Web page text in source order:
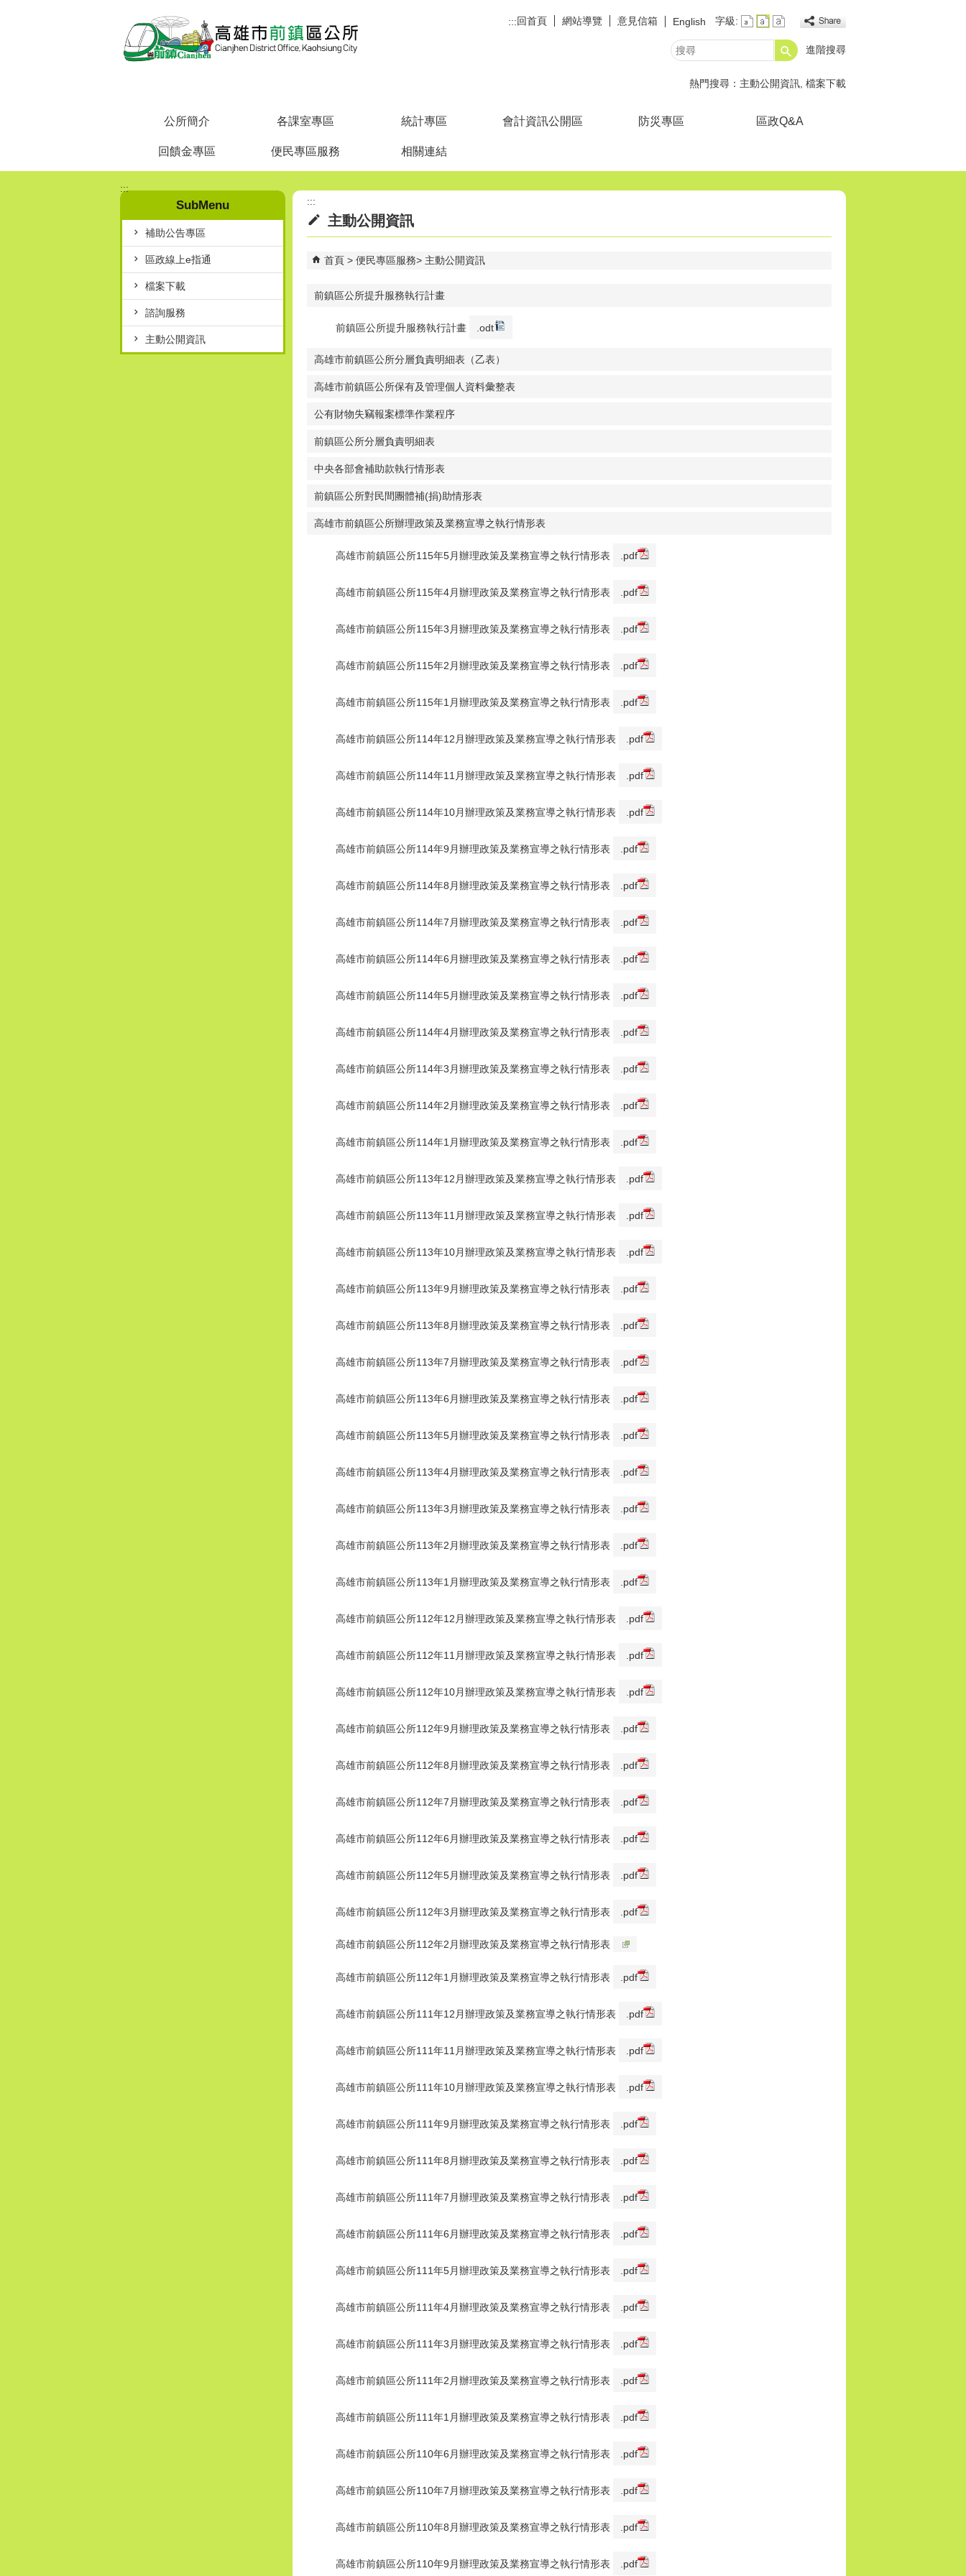
:::回首頁 網站導覽 意見信箱 English 字級:
搜
進階搜尋
熱門搜尋： 主動公開資訊 檔案下載
公所簡介 各課室專區 統計專區 會計資訊公開區 防災專區 區政Q&A
回饋金專區 便民專區服務 相關連結
:::
SubMenu
補助公告專區
區政線上e指通
檔案下載
諮詢服務
主動公開資訊
:::
主動公開資訊
首頁 便民專區服務 主動公開資訊
前鎮區公所提升服務執行計畫
前鎮區公所提升服務執行計畫 .odt
高雄市前鎮區公所分層負責明細表（乙表）
高雄市前鎮區公所保有及管理個人資料彙整表
公有財物失竊報案標準作業程序
前鎮區公所分層負責明細表
中央各部會補助款執行情形表
前鎮區公所對民間團體補(捐)助情形表
高雄市前鎮區公所辦理政策及業務宣導之執行情形表
高雄市前鎮區公所115年5月辦理政策及業務宣導之執行情形表 .pdf
高雄市前鎮區公所115年4月辦理政策及業務宣導之執行情形表 .pdf
高雄市前鎮區公所115年3月辦理政策及業務宣導之執行情形表 .pdf
高雄市前鎮區公所115年2月辦理政策及業務宣導之執行情形表 .pdf
高雄市前鎮區公所115年1月辦理政策及業務宣導之執行情形表 .pdf
高雄市前鎮區公所114年12月辦理政策及業務宣導之執行情形表 .pdf
高雄市前鎮區公所114年11月辦理政策及業務宣導之執行情形表 .pdf
高雄市前鎮區公所114年10月辦理政策及業務宣導之執行情形表 .pdf
高雄市前鎮區公所114年9月辦理政策及業務宣導之執行情形表 .pdf
高雄市前鎮區公所114年8月辦理政策及業務宣導之執行情形表 .pdf
高雄市前鎮區公所114年7月辦理政策及業務宣導之執行情形表 .pdf
高雄市前鎮區公所114年6月辦理政策及業務宣導之執行情形表 .pdf
高雄市前鎮區公所114年5月辦理政策及業務宣導之執行情形表 .pdf
高雄市前鎮區公所114年4月辦理政策及業務宣導之執行情形表 .pdf
高雄市前鎮區公所114年3月辦理政策及業務宣導之執行情形表 .pdf
高雄市前鎮區公所114年2月辦理政策及業務宣導之執行情形表 .pdf
高雄市前鎮區公所114年1月辦理政策及業務宣導之執行情形表 .pdf
高雄市前鎮區公所113年12月辦理政策及業務宣導之執行情形表 .pdf
高雄市前鎮區公所113年11月辦理政策及業務宣導之執行情形表 .pdf
高雄市前鎮區公所113年10月辦理政策及業務宣導之執行情形表 .pdf
高雄市前鎮區公所113年9月辦理政策及業務宣導之執行情形表 .pdf
高雄市前鎮區公所113年8月辦理政策及業務宣導之執行情形表 .pdf
高雄市前鎮區公所113年7月辦理政策及業務宣導之執行情形表 .pdf
高雄市前鎮區公所113年6月辦理政策及業務宣導之執行情形表 .pdf
高雄市前鎮區公所113年5月辦理政策及業務宣導之執行情形表 .pdf
高雄市前鎮區公所113年4月辦理政策及業務宣導之執行情形表 .pdf
高雄市前鎮區公所113年3月辦理政策及業務宣導之執行情形表 .pdf
高雄市前鎮區公所113年2月辦理政策及業務宣導之執行情形表 .pdf
高雄市前鎮區公所113年1月辦理政策及業務宣導之執行情形表 .pdf
高雄市前鎮區公所112年12月辦理政策及業務宣導之執行情形表 .pdf
高雄市前鎮區公所112年11月辦理政策及業務宣導之執行情形表 .pdf
高雄市前鎮區公所112年10月辦理政策及業務宣導之執行情形表 .pdf
高雄市前鎮區公所112年9月辦理政策及業務宣導之執行情形表 .pdf
高雄市前鎮區公所112年8月辦理政策及業務宣導之執行情形表 .pdf
高雄市前鎮區公所112年7月辦理政策及業務宣導之執行情形表 .pdf
高雄市前鎮區公所112年6月辦理政策及業務宣導之執行情形表 .pdf
高雄市前鎮區公所112年5月辦理政策及業務宣導之執行情形表 .pdf
高雄市前鎮區公所112年3月辦理政策及業務宣導之執行情形表 .pdf
高雄市前鎮區公所112年2月辦理政策及業務宣導之執行情形表
高雄市前鎮區公所112年1月辦理政策及業務宣導之執行情形表 .pdf
高雄市前鎮區公所111年12月辦理政策及業務宣導之執行情形表 .pdf
高雄市前鎮區公所111年11月辦理政策及業務宣導之執行情形表 .pdf
高雄市前鎮區公所111年10月辦理政策及業務宣導之執行情形表 .pdf
高雄市前鎮區公所111年9月辦理政策及業務宣導之執行情形表 .pdf
高雄市前鎮區公所111年8月辦理政策及業務宣導之執行情形表 .pdf
高雄市前鎮區公所111年7月辦理政策及業務宣導之執行情形表 .pdf
高雄市前鎮區公所111年6月辦理政策及業務宣導之執行情形表 .pdf
高雄市前鎮區公所111年5月辦理政策及業務宣導之執行情形表 .pdf
高雄市前鎮區公所111年4月辦理政策及業務宣導之執行情形表 .pdf
高雄市前鎮區公所111年3月辦理政策及業務宣導之執行情形表 .pdf
高雄市前鎮區公所111年2月辦理政策及業務宣導之執行情形表 .pdf
高雄市前鎮區公所111年1月辦理政策及業務宣導之執行情形表 .pdf
高雄市前鎮區公所110年6月辦理政策及業務宣導之執行情形表 .pdf
高雄市前鎮區公所110年7月辦理政策及業務宣導之執行情形表 .pdf
高雄市前鎮區公所110年8月辦理政策及業務宣導之執行情形表 .pdf
高雄市前鎮區公所110年9月辦理政策及業務宣導之執行情形表 .pdf